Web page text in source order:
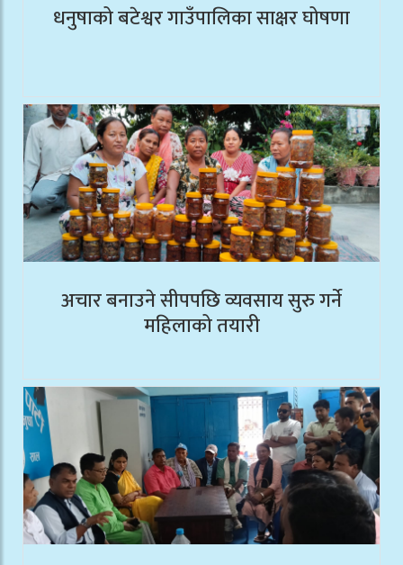
धनुषाको बटेश्वर गाउँपालिका साक्षर घोषणा
अचार बनाउने सीपपछि व्यवसाय सुरु गर्ने
महिलाको तयारी